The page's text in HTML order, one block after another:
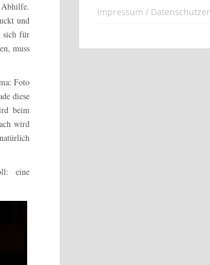
und
sich für
muss
Foto
diese
beim
wird
eine
Impressum /